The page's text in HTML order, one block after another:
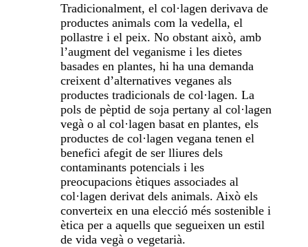
Tradicionalment, el col·lagen derivava de
productes animals com la vedella, el
pollastre i el peix. No obstant això, amb
l’augment del veganisme i les dietes
basades en plantes, hi ha una demanda
creixent d’alternatives veganes als
productes tradicionals de col·lagen. La
pols de pèptid de soja pertany al col·lagen
vegà o al col·lagen basat en plantes, els
productes de col·lagen vegana tenen el
benefici afegit de ser lliures dels
contaminants potencials i les
preocupacions ètiques associades al
col·lagen derivat dels animals. Això els
converteix en una elecció més sostenible i
ètica per a aquells que segueixen un estil
de vida vegà o vegetarià.